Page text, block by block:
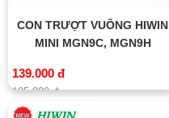
CON TRƯỢT VUÔNG HIWIN
MINI MGN9C, MGN9H
139.000 đ
185.000 đ